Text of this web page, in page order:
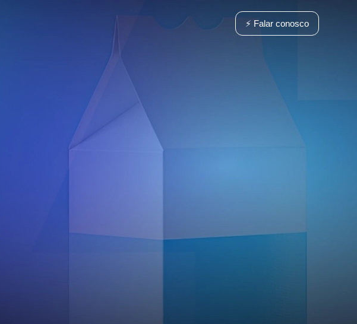
⚡ Falar conosco